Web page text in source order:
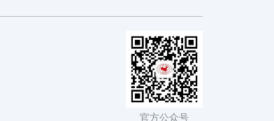
官方公众号